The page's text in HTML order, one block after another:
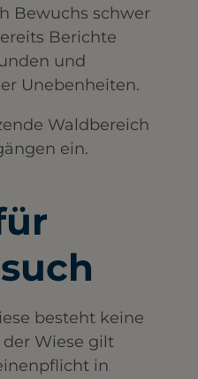
Bewuchs schwer
Berichte
und
Unebenheiten.
Waldbereich
ein.​
besteht keine
Wiese gilt
in